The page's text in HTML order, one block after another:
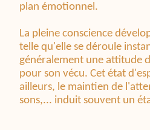
plan émotionnel.
La pleine conscience
telle qu'elle se déroule
généralement une attitude
pour son vécu. Cet état
ailleurs, le maintien de
sons,... induit souvent un